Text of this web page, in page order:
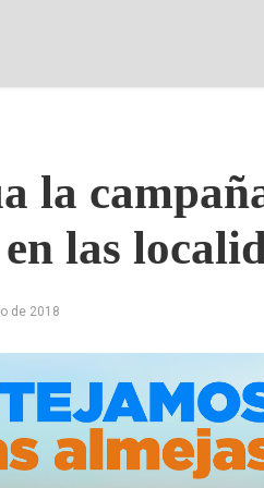
la
las
de 2018